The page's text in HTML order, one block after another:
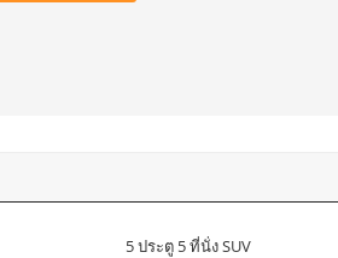
5 ประตู 5 ที่นั่ง SUV